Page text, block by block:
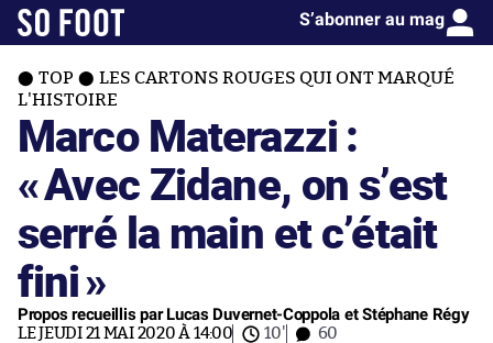
S’abonner au mag
TOP
LES CARTONS ROUGES QUI ONT MARQUÉ
L'HISTOIRE
Marco Materazzi :
«Avec Zidane, on s’est
serré la main et c’était
fini»
Propos recueillis par Lucas Duvernet-Coppola et Stéphane Régy
LE JEUDI 21 MAI 2020 À 14:00 10' 60